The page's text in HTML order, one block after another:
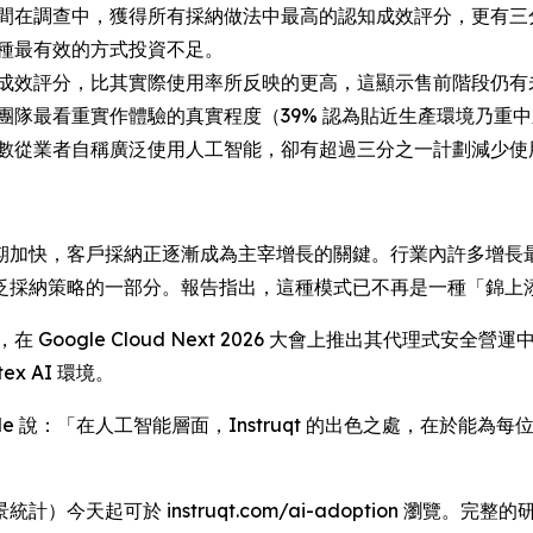
在調查中，獲得所有採納做法中最高的認知成效評分，更有
有效的方式投資不足。
效評分，比其實際使用率所反映的更高，這顯示售前階段仍
隊最看重實作體驗的真實程度（39% 認為貼近生產環境乃重
從業者自稱廣泛使用人工智能，卻有超過三分之一計劃減少
快，客戶採納正逐漸成為主宰增長的關鍵。行業內許多增
納策略的一部分。報告指出，這種模式已不再是一種「錦
Google Cloud Next 2026 大會上推出其代理式安全營運
AI 環境。
：「在人工智能層面，Instruqt 的出色之處，在於能為每
統計）今天起可於 instruqt.com/ai-adoption 瀏覽。完整的